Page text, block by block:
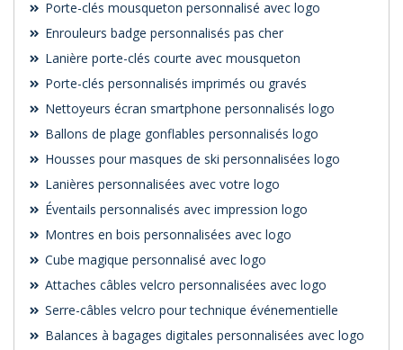
Porte-clés mousqueton personnalisé avec logo
Enrouleurs badge personnalisés pas cher
Lanière porte-clés courte avec mousqueton
Porte-clés personnalisés imprimés ou gravés
Nettoyeurs écran smartphone personnalisés logo
Ballons de plage gonflables personnalisés logo
Housses pour masques de ski personnalisées logo
Lanières personnalisées avec votre logo
Éventails personnalisés avec impression logo
Montres en bois personnalisées avec logo
Cube magique personnalisé avec logo
Attaches câbles velcro personnalisées avec logo
Serre-câbles velcro pour technique événementielle
Balances à bagages digitales personnalisées avec logo